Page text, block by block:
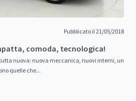
Pubblicato il 21/05/2018
comoda, tecnologica!
tutta nuova: nuova meccanica, nuovi interni, un
quelle che...